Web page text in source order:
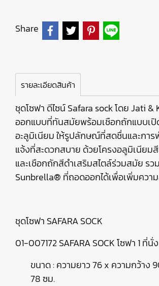
Share
รายละเอียดสินค้า
ชุดโซฟา ดีไซน์ Safara sock โดย Jati &
ออกแบบที่ทันสมัยพร้อมเชือกถักแบบเปิ
อะลูมิเนียม ให้รูปลักษณ์ที่สดชื่นและกา
แจ้งที่สะดวกสบาย ด้วยโครงอลูมิเนียม
และเชือกถักสีดำเสริมสไตล์ร่วมสมัย รว
Sunbrella® ที่ถอดออกได้เพื่อเพิ่มควา
ชุดโซฟา SAFARA SOCK
01-007172 SAFARA SOCK โซฟา 1 ที่นั่ง
ขนาด : ความยาว 76 x ความกว้าง
78 ซม.